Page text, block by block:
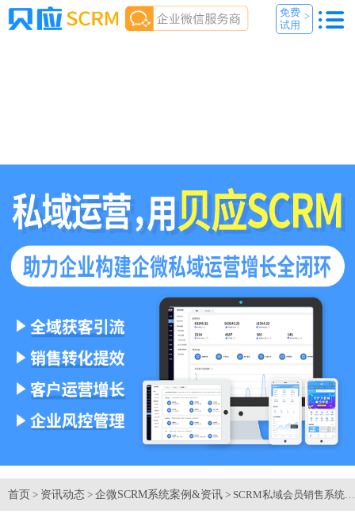
免费
试用
>
首页 > 资讯动态 > 企微SCRM系统案例&资讯 > SCRM私域会员销售系